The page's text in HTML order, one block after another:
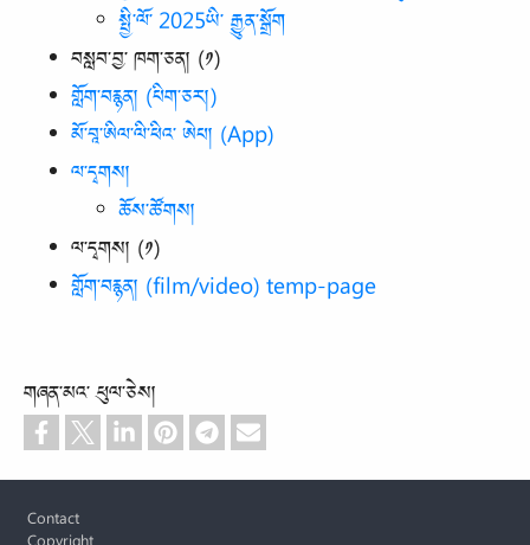
སྤྱི་ལོ་ 2025ཡི་ རྒྱུན་སྒྲོག
བསླབ་བྱ་ ཁག་ཅན། (༡)
གློག་བརྙན། (པིག་ཅར།)
མོ་བཱ་ཨིལ་ལི་ཕིའ་ ཨེཔ། (App)
ལ་དྭགས།
ཆོས་ཚོགས།
ལ་དྭགས། (༡)
གློག་བརྙན། (film/video) temp-page
གཞན་མའ་ ཕུལ་ཅེས།
Footer
Contact